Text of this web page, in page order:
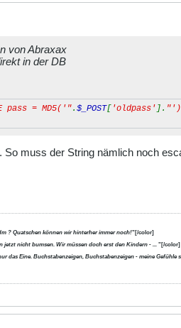
von Abraxax
in der DB
pass = MD5('". $_POST[ 'oldpass' ].
So muss der String nämlich noch
? Quatschen können wir hinterher immer noch!"[/color]
jetzt nicht bumsen. Wir müssen doch erst den Kindern - ... "[/color]
das Eine. Buchstabenzeigen, Buchstabenzeigen - meine Gefühle